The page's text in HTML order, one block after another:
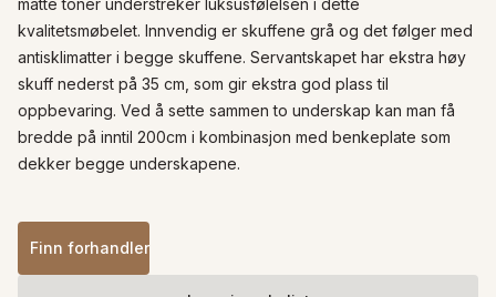
matte toner understreker luksusfølelsen i dette
kvalitetsmøbelet. Innvendig er skuffene grå og det følger med
antisklimatter i begge skuffene. Servantskapet har ekstra høy
skuff nederst på 35 cm, som gir ekstra god plass til
oppbevaring. Ved å sette sammen to underskap kan man få
bredde på inntil 200cm i kombinasjon med benkeplate som
dekker begge underskapene.
Finn forhandler